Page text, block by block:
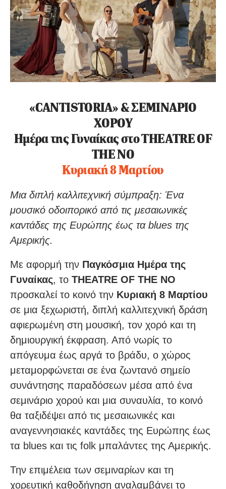
«CANTISTORIA» & ΣΕΜΙΝΑΡΙΟ
ΧΟΡΟΥ
Ημέρα της Γυναίκας στο TΗΕΑTRE OF
THE ΝΟ
Κυριακή 8 Μαρτίου
Μια διπλή καλλιτεχνική σύμπραξη: Ένα
μουσικό οδοιπορικό από τις μεσαιωνικές
καντάδες της Ευρώπης έως τα blues της
Αμερικής.
Με αφορμή την Παγκόσμια Ημέρα της
Γυναίκας, το THEATRE OF THE NO
προσκαλεί το κοινό την Κυριακή 8 Μαρτίου
σε μια ξεχωριστή, διπλή καλλιτεχνική δράση
αφιερωμένη στη μουσική, τον χορό και τη
δημιουργική έκφραση. Από νωρίς το
απόγευμα έως αργά το βράδυ, ο χώρος
μεταμορφώνεται σε ένα ζωντανό σημείο
συνάντησης παραδόσεων μέσα από ένα
σεμινάριο χορού και μια συναυλία, το κοινό
θα ταξιδέψει από τις μεσαιωνικές και
αναγεννησιακές καντάδες της Ευρώπης έως
τα blues και τις folk μπαλάντες της Αμερικής.
Την επιμέλεια των σεμιναρίων και τη
χορευτική καθοδήγηση αναλαμβάνει το